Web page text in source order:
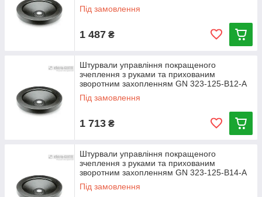
Під замовлення
1 487 ₴
Штурвали управління покращеного
зчеплення з руками та прихованим
зворотним захопленням GN 323-125-B12-A
Під замовлення
1 713 ₴
Штурвали управління покращеного
зчеплення з руками та прихованим
зворотним захопленням GN 323-125-B14-A
Під замовлення